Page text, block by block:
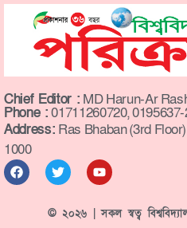
Chief Editor : MD Harun-Ar
Phone :01711260720,
Address: Ras Bhaban (3rd
1000
© ২০২৬ | সকল স্বত্ব